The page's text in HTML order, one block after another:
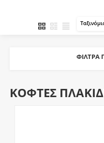
ΦΊΛΤΡΑ
ΚΟΦΤΕΣ